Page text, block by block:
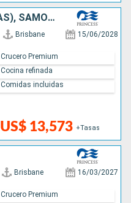
NUEVA ZELANDA, FIDJI (ISLAS), SAMOA, FRANCIA, CANADÁ, ESTADOS UNIDOS, JAPÓN, TAIWÁN, CHINA, VIETNAM, SINGAPUR, INDONESIA, AUSTRALIA
Brisbane 15/06/2028
US$ 13,573 +Tasas
Crucero Premium
Cocina refinada
Comidas incluidas
Brisbane 16/03/2027
Crucero Premium